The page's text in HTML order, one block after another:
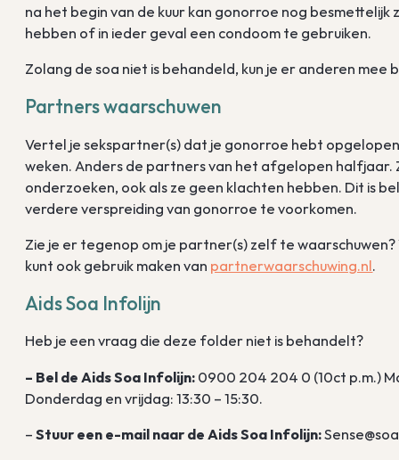
na het begin van de kuur kan gonorroe nog
hebben of in ieder geval een condoom te gebruiken.
Zolang de soa niet is behandeld, kun je er anderen mee
Partners waarschuwen
Vertel je sekspartner(s) dat je gonorroe hebt
weken. Anders de partners van het afgelopen halfjaar.
onderzoeken, ook als ze geen klachten hebben. Dit is
verdere verspreiding van gonorroe te voorkomen.
Zie je er tegenop om je partner(s) zelf te
kunt ook gebruik maken van partnerwaarschuwing.nl.
Aids Soa Infolijn
Heb je een vraag die deze folder niet is behandelt?
– Bel de Aids Soa Infolijn: 0900 204 204 0 (10ct p.m.)
Donderdag en vrijdag: 13:30 – 15:30.
–Stuur een e-mail naar de Aids Soa Infolijn: